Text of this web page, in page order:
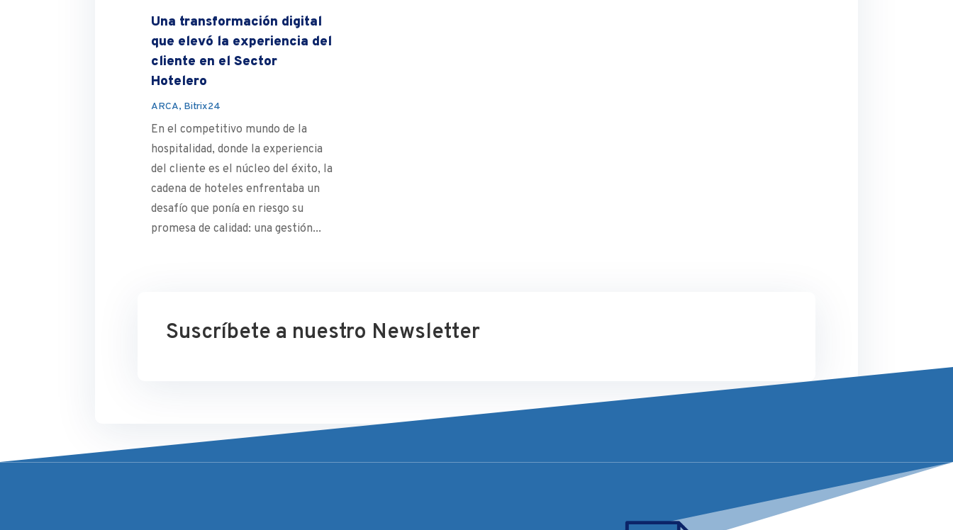
Una transformación digital
que elevó la experiencia del
cliente en el Sector
Hotelero
ARCA, Bitrix24
En el competitivo mundo de la
hospitalidad, donde la experiencia
del cliente es el núcleo del éxito, la
cadena de hoteles enfrentaba un
desafío que ponía en riesgo su
promesa de calidad: una gestión...
Suscríbete a nuestro Newsletter